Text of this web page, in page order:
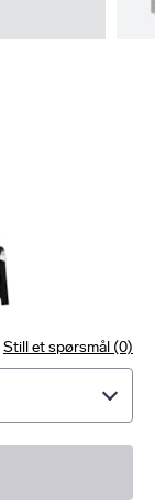
Still et spørsmål (0)